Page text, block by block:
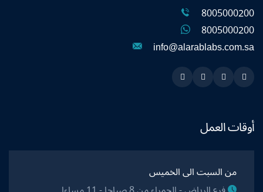
8005000200
8005000200
info@alarablabs.com.sa
Snapchat
Twitter
Linkedin
Instagram
أوقات العمل
من السبت الى الخميس